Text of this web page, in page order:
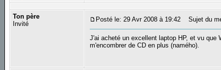
Ton père
Invité
Posté le: 29 Avr 2008 à 19:42 Sujet du
J'ai acheté un excellent laptop HP, et vu
m'encombrer de CD en plus (namého).